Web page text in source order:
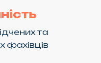
та
фахівців